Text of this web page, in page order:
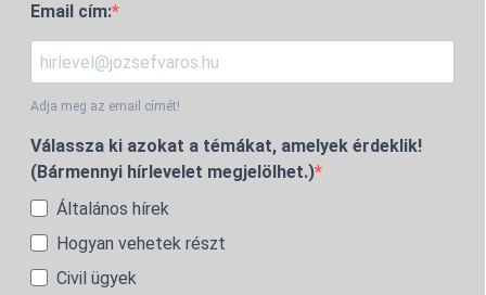
Email cím:
Adja meg az email címét!
Válassza ki azokat a témákat, amelyek érdeklik!
(Bármennyi hírlevelet megjelölhet.)
Általános hírek
Hogyan vehetek részt
Civil ügyek